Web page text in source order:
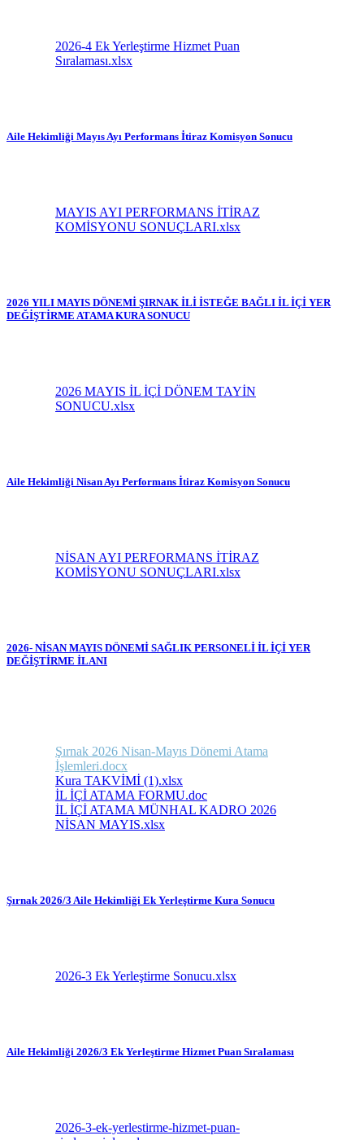
2026-4 Ek Yerleştirme Hizmet Puan
Sıralaması.xlsx
Aile Hekimliği Mayıs Ayı Performans İtiraz Komisyon Sonucu
MAYIS AYI PERFORMANS İTİRAZ
KOMİSYONU SONUÇLARI.xlsx
2026 YILI MAYIS DÖNEMİ ŞIRNAK İLİ İSTEĞE BAĞLI İL İÇİ YER
DEĞİŞTİRME ATAMA KURA SONUCU
2026 MAYIS İL İÇİ DÖNEM TAYİN
SONUCU.xlsx
Aile Hekimliği Nisan Ayı Performans İtiraz Komisyon Sonucu
NİSAN AYI PERFORMANS İTİRAZ
KOMİSYONU SONUÇLARI.xlsx
2026- NİSAN MAYIS DÖNEMİ SAĞLIK PERSONELİ İL İÇİ YER
DEĞİŞTİRME İLANI
Şırnak 2026 Nisan-Mayıs Dönemi Atama
İşlemleri.docx
Kura TAKVİMİ (1).xlsx
İL İÇİ ATAMA FORMU.doc
İL İÇİ ATAMA MÜNHAL KADRO 2026
NİSAN MAYIS.xlsx
Şırnak 2026/3 Aile Hekimliği Ek Yerleştirme Kura Sonucu
2026-3 Ek Yerleştirme Sonucu.xlsx
Aile Hekimliği 2026/3 Ek Yerleştirme Hizmet Puan Sıralaması
2026-3-ek-yerlestirme-hizmet-puan-